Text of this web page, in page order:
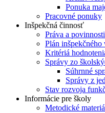
Ponuka
Pracovné ponuky
Inšpekčná činnosť
Práva a
Plán inšpekčného
Kritériá
Správy zo
Súhrnné
Správy z
Stav rozvoja
Informácie pre školy
Metodické